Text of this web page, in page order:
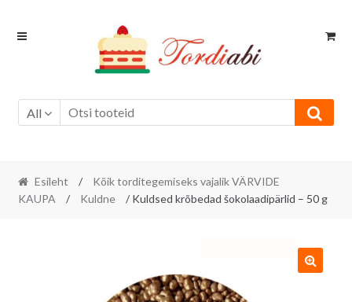
Skip
Skip
All
Esileht /
Kõik torditegemiseks vajalik VÄRVIDE
KAUPA
/ Kuldne / Kuldsed krõbedad šokolaadipärlid – 50 g